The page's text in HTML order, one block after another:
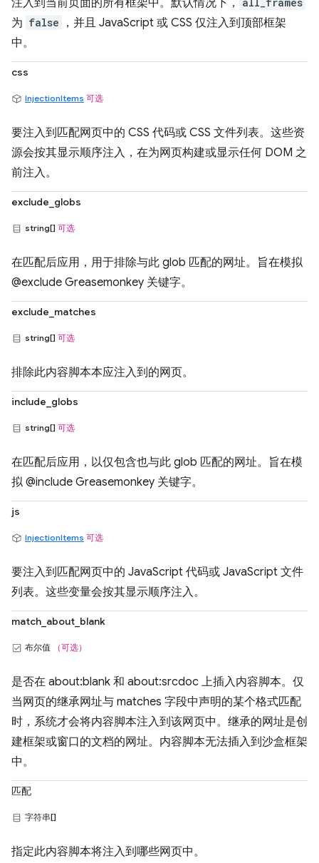
注入到当前页面的所有框架中。默认情况下，
为 false
，并且 JavaScript 或 CSS 仅注入到顶部框架
中。
css
InjectionItems 可选
要注入到匹配网页中的 CSS 代码或 CSS 文件列表。这些资
源会按其显示顺序注入，在为网页构建或显示任何 DOM 之
前注入。
exclude_globs
string[] 可选
在匹配后应用，用于排除与此 glob 匹配的网址。旨在模拟
@exclude Greasemonkey 关键字。
exclude_matches
string[] 可选
排除此内容脚本本应注入到的网页。
include_globs
string[] 可选
在匹配后应用，以仅包含也与此 glob 匹配的网址。旨在模
拟 @include Greasemonkey 关键字。
js
InjectionItems 可选
要注入到匹配网页中的 JavaScript 代码或 JavaScript 文件
列表。这些变量会按其显示顺序注入。
match_about_blank
布尔值 （可选）
是否在 about:blank 和 about:srcdoc 上插入内容脚本。仅
当网页的继承网址与 matches 字段中声明的某个格式匹配
时，系统才会将内容脚本注入到该网页中。继承的网址是创
建框架或窗口的文档的网址。内容脚本无法插入到沙盒框架
中。
匹配
字符串[]
指定此内容脚本将注入到哪些网页中。